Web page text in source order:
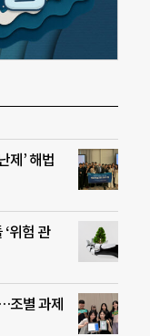
제’ 해법
위험 관
조별 과제